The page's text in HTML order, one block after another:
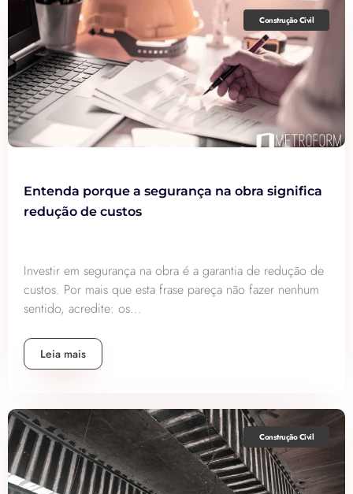
Construção Civil
Entenda porque a segurança na obra significa
redução de custos
Investir em segurança na obra é a garantia de redução de
custos. Por mais que esta frase pareça não fazer nenhum
sentido, acredite: os...
Leia mais
Construção Civil